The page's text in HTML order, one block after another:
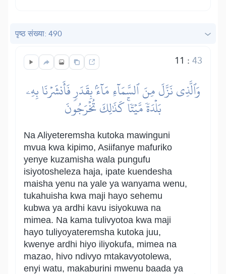
पृष्ठ संख्या: 490
11 :43
وَٱلَّذِي نَزَّلَ مِنَ ٱلسَّمَآءِ مَآءَۢ بِقَدَرٖ فَأَنشَرۡنَا بِهِۦ
بَلۡدَةٗ مَّيۡتٗاۚ كَذَٰلِكَ تُخۡرَجُونَ
Na Aliyeteremsha kutoka mawinguni
mvua kwa kipimo, Asiifanye mafuriko
yenye kuzamisha wala pungufu
isiyotosheleza haja, ipate kuendesha
maisha yenu na yale ya wanyama wenu,
tukahuisha kwa maji hayo sehemu
kubwa ya ardhi kavu isiyokuwa na
mimea. Na kama tulivyotoa kwa maji
hayo tuliyoyateremsha kutoka juu,
kwenye ardhi hiyo iliyokufa, mimea na
mazao, hivo ndivyo mtakavyotolewa,
enyi watu, makaburini mwenu baada ya